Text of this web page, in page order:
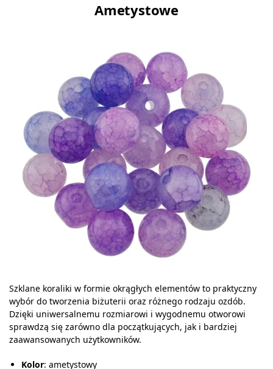
Ametystowe
Szklane koraliki w formie okrągłych elementów to praktyczny
wybór do tworzenia biżuterii oraz różnego rodzaju ozdób.
Dzięki uniwersalnemu rozmiarowi i wygodnemu otworowi
sprawdzą się zarówno dla początkujących, jak i bardziej
zaawansowanych użytkowników.
Kolor: ametystowy